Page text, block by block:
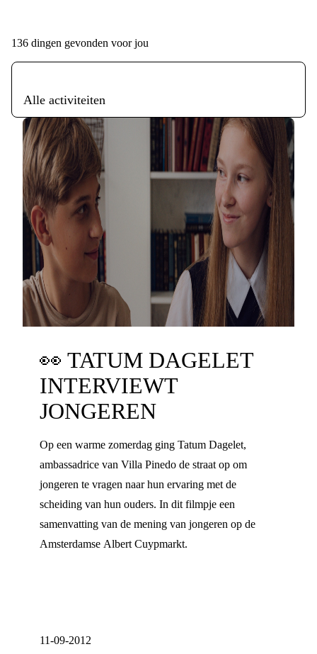
136 dingen gevonden voor jou
Alle activiteiten
👀 TATUM DAGELET
INTERVIEWT
JONGEREN
Op een warme zomerdag ging Tatum Dagelet,
ambassadrice van Villa Pinedo de straat op om
jongeren te vragen naar hun ervaring met de
scheiding van hun ouders. In dit filmpje een
samenvatting van de mening van jongeren op de
Amsterdamse Albert Cuypmarkt.
11-09-2012